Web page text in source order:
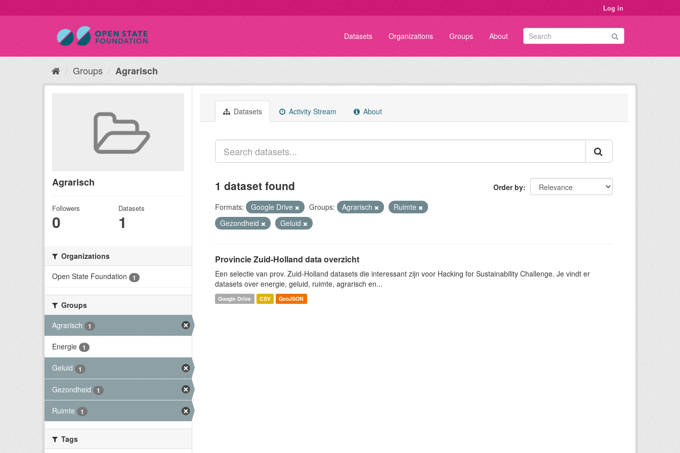
Log in
Datasets Organizations Groups About
Groups Agrarisch
Agrarisch
Followers
0
Datasets
1
Organizations
Open State Foundation
1
Groups
Agrarisch
1
Energie 1
Geluid 1
Gezondheid 1
Ruimte 1
Tags
Datasets Activity Stream About
Order by
1 dataset found
Formats: Google Drive Groups: Agrarisch
Ruimte
Gezondheid
Geluid
Provincie Zuid-Holland data overzicht
Een selectie van prov. Zuid-Holland datasets die interessant zijn voor Hacking for Sustainability Challenge. Je vindt er
datasets over energie, geluid, ruimte, agrarisch en...
Google Drive CSV GeoJSON